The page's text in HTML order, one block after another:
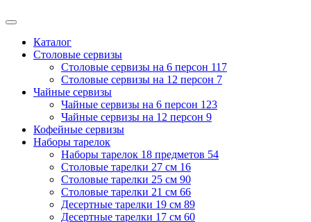
Каталог
Столовые сервизы
Столовые сервизы на 6 персон 117
Столовые сервизы на 12 персон 7
Чайные сервизы
Чайные сервизы на 6 персон 123
Чайные сервизы на 12 персон 9
Кофейные сервизы
Наборы тарелок
Наборы тарелок 18 предметов 54
Столовые тарелки 27 см 16
Столовые тарелки 25 см 90
Столовые тарелки 21 см 66
Десертные тарелки 19 см 89
Десертные тарелки 17 см 60